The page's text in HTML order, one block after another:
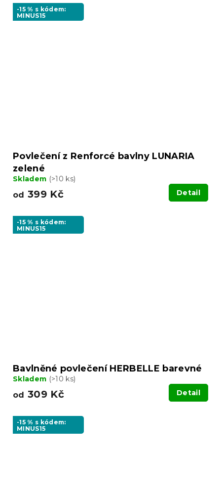
-15 % s kódem:
MINUS15
Povlečení z Renforcé bavlny LUNARIA
zelené
Skladem (>10 ks)
od 399 Kč Detail
-15 % s kódem:
MINUS15
Bavlněné povlečení HERBELLE barevné
Skladem (>10 ks)
od 309 Kč Detail
-15 % s kódem:
MINUS15